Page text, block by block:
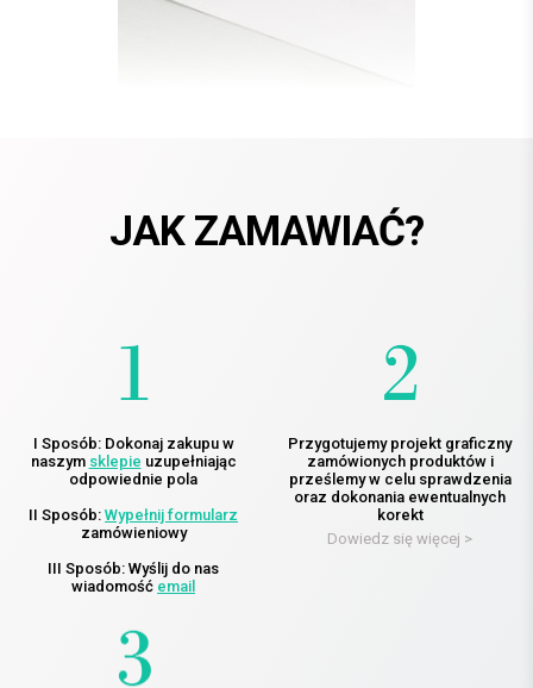
JAK ZAMAWIAĆ?
I Sposób: Dokonaj zakupu w
naszym sklepie uzupełniając
odpowiednie pola
II Sposób: Wypełnij formularz
zamówieniowy
III Sposób: Wyślij do nas
wiadomość email
Przygotujemy projekt graficzny
zamówionych produktów i
prześlemy w celu sprawdzenia
oraz dokonania ewentualnych
korekt
Dowiedz się więcej >